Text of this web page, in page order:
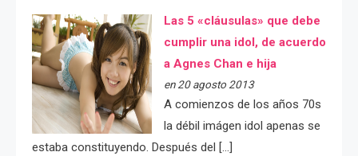
Las 5 «cláusulas» que debe
cumplir una idol, de acuerdo
a Agnes Chan e hija
en 20 agosto 2013
A comienzos de los años 70s
la débil imágen idol apenas se
estaba constituyendo. Después del […]